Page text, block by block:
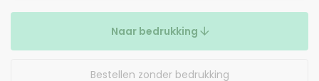
Naar bedrukking
Bestellen zonder bedrukking